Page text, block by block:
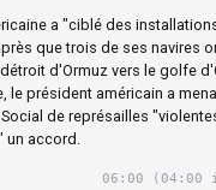
a "ciblé des
que trois de ses navires
d'Ormuz vers le golfe
le président américain a
de représailles
accord.
06:00 (04:00